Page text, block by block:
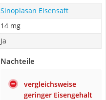
Sinoplasan Eisensaft
14 mg
Ja
Nachteile
vergleichsweise
geringer Eisengehalt